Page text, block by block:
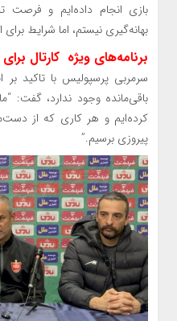
بازی انجام داده‌ایم و فرصت
بهانه‌گیری نیستم، اما شرایط
برنامه‌های ویژه کارتال
سرمربی پرسپولیس با تاکید بر
باقی‌مانده وجود ندارد، گفت:
کرده‌ایم و هر کاری که از
پیروزی برسیم.”